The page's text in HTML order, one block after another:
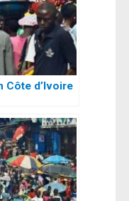
Côte d’Ivoire